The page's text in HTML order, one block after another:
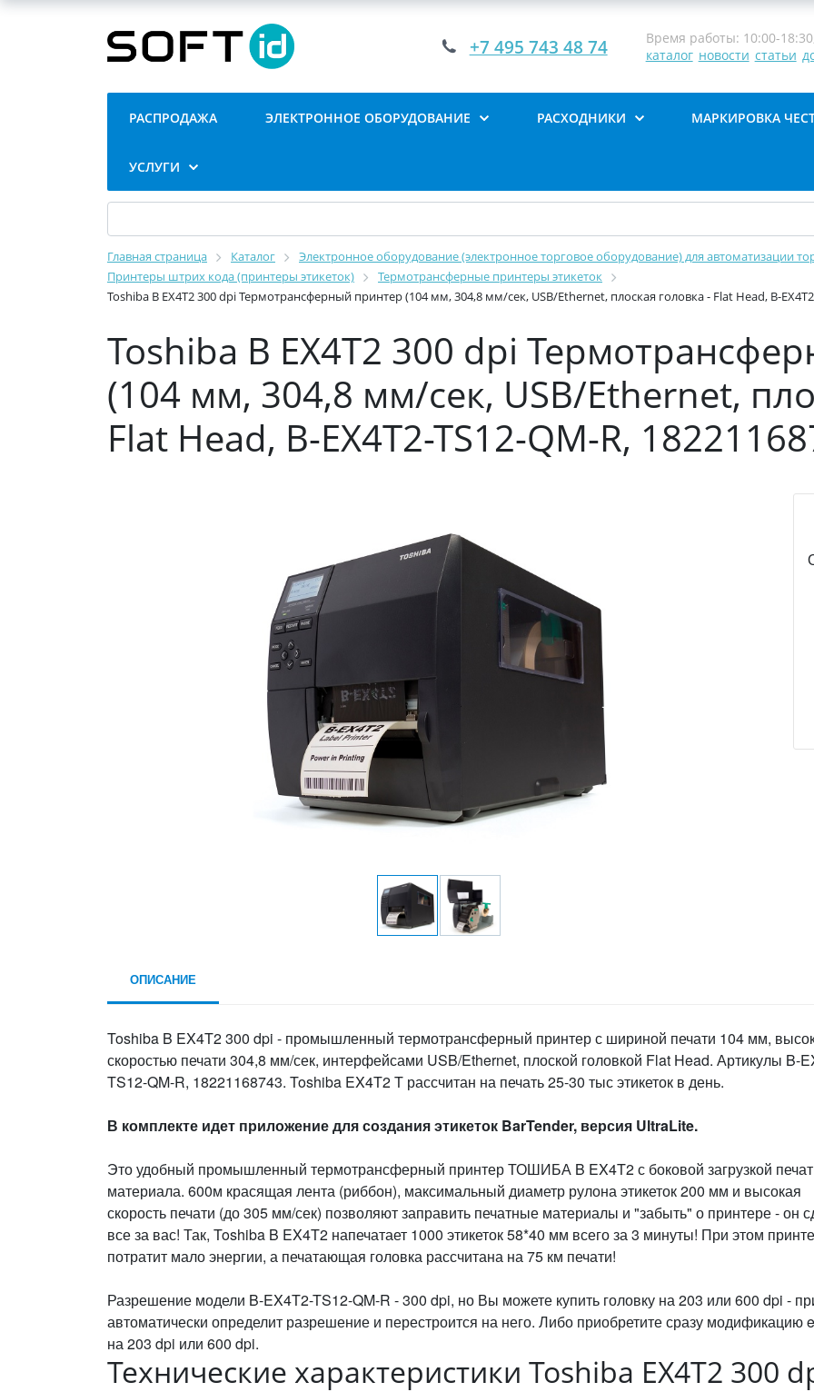
+7 495 743 48 74
Время работы: 10:00-
каталог новости статьи
РАСПРОДАЖА ЭЛЕКТРОННОЕ ОБОРУДОВАНИЕ РАСХОДНИКИ МАРКИРОВКА
УСЛУГИ
Главная страница Каталог
Электронное оборудование (электронное торговое оборудование) для автоматизации
Принтеры штрих кода (принтеры этикеток)
Термотрансферные принтеры этикеток
Toshiba B EX4T2 300 dpi Термотрансферный принтер (104 мм, 304,8 мм/сек, USB/Ethernet, плоская головка - Flat Head, B-
Toshiba B EX4T2 300 dpi
(104 мм, 304,8 мм/сек, USB/Ethernet,
Flat Head, B-EX4T2-TS12-QM-R,
ОПИСАНИЕ
Toshiba B EX4T2 300 dpi - промышленный термотрансферный принтер с шириной печати 104 мм,
скоростью печати 304,8 мм/сек, интерфейсами USB/Ethernet, плоской головкой Flat Head. Артикулы B-
TS12-QM-R, 18221168743. Toshiba EX4T2 T рассчитан на печать 25-30 тыс этикеток в день.
В комплекте идет приложение для создания этикеток BarTender, версия UltraLite.
Это удобный промышленный термотрансферный принтер ТОШИБА B EX4T2 с боковой загрузкой
материала. 600м красящая лента (риббон), максимальный диаметр рулона этикеток 200 мм и высокая
скорость печати (до 305 мм/сек) позволяют заправить печатные материалы и "забыть" о принтере - он
все за вас! Так, Toshiba B EX4T2 напечатает 1000 этикеток 58*40 мм всего за 3 минуты! При этом
потратит мало энергии, а печатающая головка рассчитана на 75 км печати!
Разрешение модели B-EX4T2-TS12-QM-R - 300 dpi, но Вы можете купить головку на 203 или 600 dpi -
автоматически определит разрешение и перестроится на него. Либо приобретите сразу модификацию
на 203 dpi или 600 dpi.
Технические характеристики Toshiba EX4T2 300